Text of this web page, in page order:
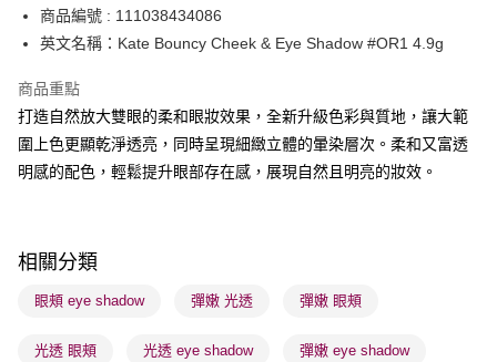
PayMe
WeChat Pay
BoC Pay
送貨方式
順豐自助櫃 - 確認發貨後1-3個工作天送達
順豐站及營業點 - 確認發貨後1-3個工作天送達
物流公司進行物流配送
商品編號 : 111038434086
英文名稱：Kate Bouncy Cheek & Eye Shadow #OR1 4.9g
商品重點
打造自然放大雙眼的柔和眼妝效果，全新升級色彩與質地，讓大範
圍上色更顯乾淨透亮，同時呈現細緻立體的暈染層次。柔和又富透
明感的配色，輕鬆提升眼部存在感，展現自然且明亮的妝效。
相關分類
眼頰 eye shadow 彈嫩 光透 彈嫩 眼頰
光透 眼頰 光透 eye shadow 彈嫩 eye shadow